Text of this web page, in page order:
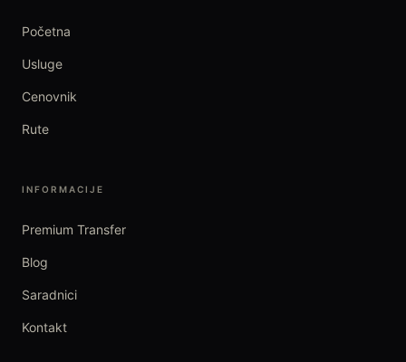
Početna
Usluge
Cenovnik
Rute
INFORMACIJE
Premium Transfer
Blog
Saradnici
Kontakt